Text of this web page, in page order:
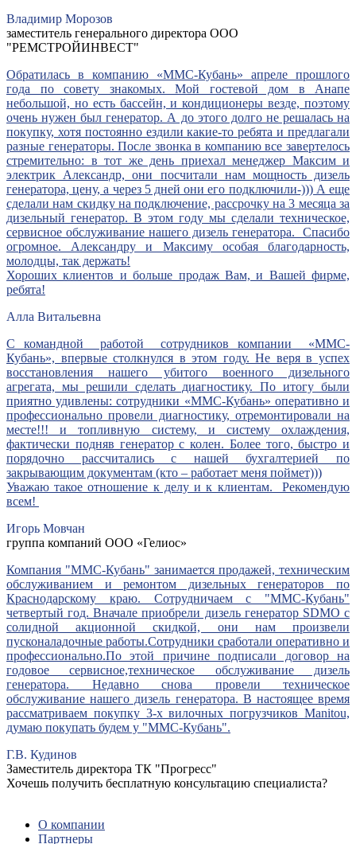
Владимир Морозов
заместитель генерального директора ООО
"РЕМСТРОЙИНВЕСТ"
Обратилась в компанию «ММС-Кубань» апреле прошлого
года по совету знакомых. Мой гостевой дом в Анапе
небольшой, но есть бассейн, и кондиционеры везде, поэтому
очень нужен был генератор. А до этого долго не решалась на
покупку, хотя постоянно ездили какие-то ребята и предлагали
разные генераторы. После звонка в компанию все завертелось
стремительно: в тот же день приехал менеджер Максим и
электрик Александр, они посчитали нам мощность дизель
генератора, цену, а через 5 дней они его подключили-))) А еще
сделали нам скидку на подключение, рассрочку на 3 месяца за
дизельный генератор. В этом году мы сделали техническое,
сервисное обслуживание нашего дизель генератора. Спасибо
огромное. Александру и Максиму особая благодарность,
молодцы, так держать!
Хороших клиентов и больше продаж Вам, и Вашей фирме,
ребята!
Алла Витальевна
С командной работой сотрудников компании «ММС-
Кубань», впервые столкнулся в этом году. Не веря в успех
восстановления нашего убитого военного дизельного
агрегата, мы решили сделать диагностику. По итогу были
приятно удивлены: сотрудники «ММС-Кубань» оперативно и
профессионально провели диагностику, отремонтировали на
месте!!! и топливную систему, и систему охлаждения,
фактически подняв генератор с колен. Более того, быстро и
порядочно рассчитались с нашей бухгалтерией по
закрывающим документам (кто – работает меня поймет)))
Уважаю такое отношение к делу и к клиентам. Рекомендую
всем!
Игорь Мовчан
группа компаний ООО «Гелиос»
Компания "ММС-Кубань" занимается продажей, техническим
обслуживанием и ремонтом дизельных генераторов по
Краснодарскому краю. Сотрудничаем с "ММС-Кубань"
четвертый год. Вначале приобрели дизель генератор SDMO с
солидной акционной скидкой, они нам произвели
пусконаладочные работы.Сотрудники сработали оперативно и
профессионально.По этой причине подписали договор на
годовое сервисное,техническое обслуживание дизель
генератора. Недавно снова провели техническое
обслуживание нашего дизель генератора. В настоящее время
рассматриваем покупку 3-х вилочных погрузчиков Manitou,
думаю покупать будем у "ММС-Кубань".
Г.В. Кудинов
Заместитель директора ТК "Прогресс"
Хочешь получить бесплатную консультацию специалиста?
О компании
Партнеры